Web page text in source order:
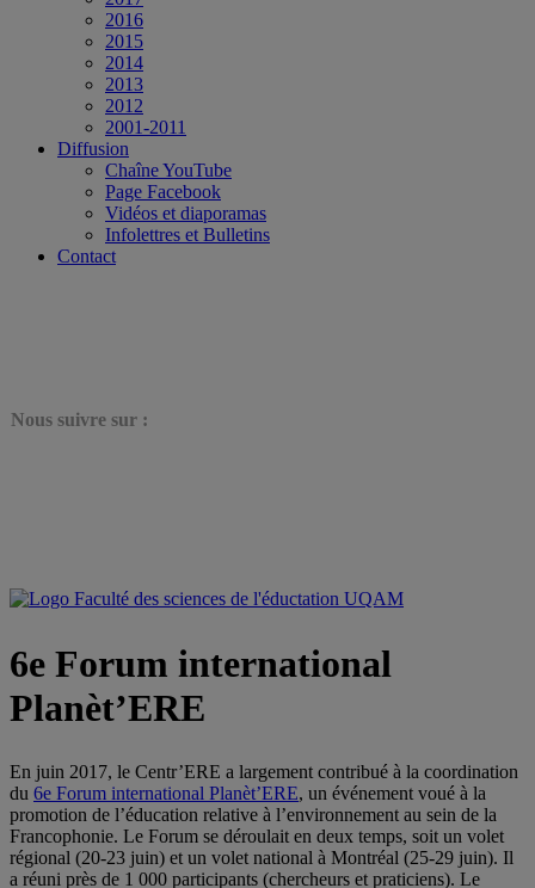
2016
2015
2014
2013
2012
2001-2011
Diffusion
Chaîne YouTube
Page Facebook
Vidéos et diaporamas
Infolettres et Bulletins
Contact
Nous suivre sur :
6e Forum international
Planèt’ERE
En juin 2017, le Centr’ERE a largement contribué à la coordination
du 6e Forum international Planèt’ERE, un événement voué à la
promotion de l’éducation relative à l’environnement au sein de la
Francophonie. Le Forum se déroulait en deux temps, soit un volet
régional (20-23 juin) et un volet national à Montréal (25-29 juin). Il
a réuni près de 1 000 participants (chercheurs et praticiens). Le